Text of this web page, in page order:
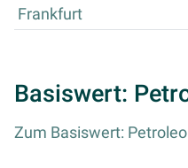
Frankfurt
Basiswert:
Zum Basiswert: